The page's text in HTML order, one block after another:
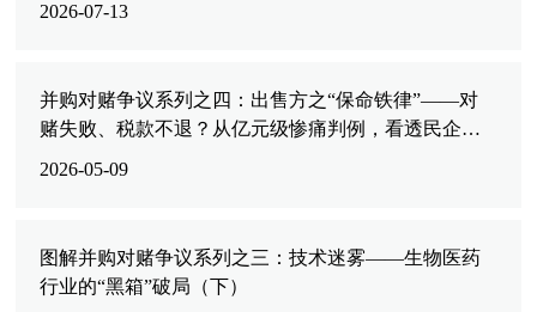
2026-07-13
并购对赌争议系列之四：出售方之“保命铁律”——对
赌失败、税款不退？从亿元级惨痛判例，看透民企老
2026-05-09
图解并购对赌争议系列之三：技术迷雾——生物医药
行业的“黑箱”破局（下）